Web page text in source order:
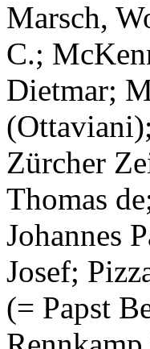
Marsch,
C.;
Dietmar;
Zürcher
Thomas
Johannes
Josef;
(= Papst